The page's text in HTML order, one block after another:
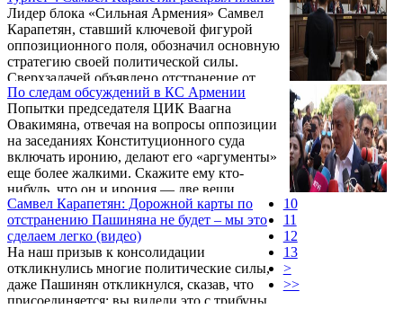
кто использовал государственный бюджет
для массового подкупа избирателей.
Лидер блока «Сильная Армения» Самвел
Карапетян, ставший ключевой фигурой
оппозиционного поля, обозначил основную
стратегию своей политической силы.
Сверхзадачей объявлено отстранение от
власти премьер-министра Никола
Пашиняна, которого Карапетян обвиняет в
доведении страны до катастрофического
состояния и отрыве многомиллионной
диаспоры от родины. По мнению
оппозиционного лидера, если действующий
режим сохранится, он «выселит из
Армении 3 млн. армянского народа».
По следам обсуждений в КС Армении
Попытки председателя ЦИК Ваагна
Овакимяна, отвечая на вопросы оппозиции
на заседаниях Конституционного суда
включать иронию, делают его «аргументы»
еще более жалкими. Скажите ему кто-
нибудь, что он и ирония — две вещи
несовместные. Зачастую не только судьи
КС, но и он сам, председатель ЦИК, не
понимает, что хочет сказать, какова суть
заданного ему вопроса, какая уж тут
ирония.
Самвел Карапетян: Дорожной карты по
отстранению Пашиняна не будет – мы это
сделаем легко (видео)
На наш призыв к консолидации
откликнулись многие политические силы,
даже Пашинян откликнулся, сказав, что
присоединяется: вы видели это с трибуны
10
11
12
13
>
>>